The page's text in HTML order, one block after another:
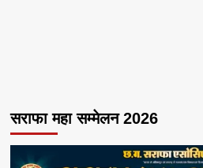
सराफा महा सम्मेलन 2026